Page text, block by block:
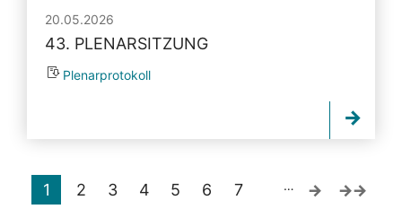
20.05.2026
43. PLENARSITZUNG
Plenarprotokoll
1 2 3 4 5 6 7 …